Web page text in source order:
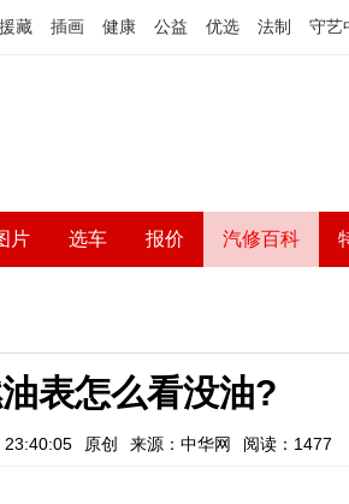
援藏 插画 健康 公益 优选 法制 守艺
片 选车 报价 汽修百科
表怎么看没油?
23:40:05 原创 来源：中华网 阅读：1477